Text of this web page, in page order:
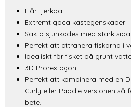
Hårt jerkbait
Extremt goda kastegenskaper
Sakta sjunkades med stark
Perfekt att attrahera fiskarna i
Idealiskt för fisket på grunt
3D Prorex ögon
Perfekt att kombinera med en
Curly eller Paddle versionen så
bete.